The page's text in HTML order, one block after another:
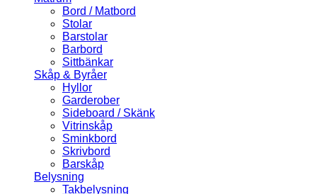
Bord / Matbord
Stolar
Barstolar
Barbord
Sittbänkar
Skåp & Byråer
Hyllor
Garderober
Sideboard / Skänk
Vitrinskåp
Sminkbord
Skrivbord
Barskåp
Belysning
Takbelysning